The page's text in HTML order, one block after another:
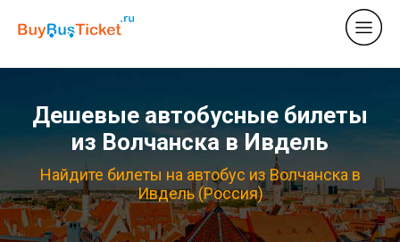
Дешевые автобусные билеты
из Волчанска в Ивдель
Найдите билеты на автобус из Волчанска в
Ивдель (Россия)